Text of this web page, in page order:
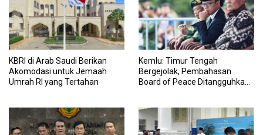
KBRI di Arab Saudi Berikan
Akomodasi untuk Jemaah
Umrah RI yang Tertahan
Kemlu: Timur Tengah
Bergejolak, Pembahasan
Board of Peace Ditangguhkan